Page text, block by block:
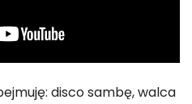
disco sambę, walca